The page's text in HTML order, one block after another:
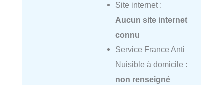
Site internet :
Aucun site internet
connu
Service France Anti
Nuisible à domicile :
non renseigné